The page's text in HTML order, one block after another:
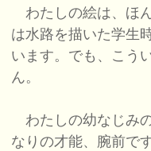
わたしの絵は、ほ
は水路を描いた学生
います。でも、こう
ん。
わたしの幼なじみ
なりの才能、腕前で